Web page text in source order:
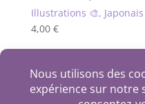
Illustrations 🎨,
4,00 €
+